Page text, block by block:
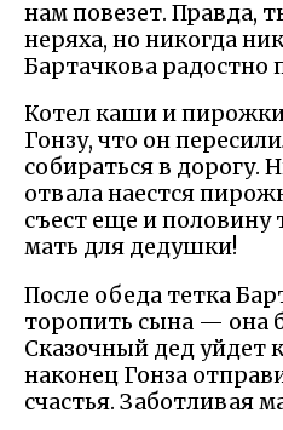
нам повезет. Правда,
неряха, но никогда
Бартачкова радостно
Котел каши и
Гонзу, что он
собираться в дорогу.
отвала наестся
съест еще и половину
мать для дедушки!
После обеда тетка
торопить сына — она
Сказочный дед уйдет
наконец Гонза
счастья. Заботливая